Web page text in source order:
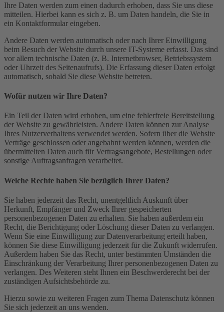
Ihre Daten werden zum einen dadurch erhoben, dass Sie uns diese
mitteilen. Hierbei kann es sich z. B. um Daten handeln, die Sie in
ein Kontaktformular eingeben.
Andere Daten werden automatisch oder nach Ihrer Einwilligung
beim Besuch der Website durch unsere IT-Systeme erfasst. Das sind
vor allem technische Daten (z. B. Internetbrowser, Betriebssystem
oder Uhrzeit des Seitenaufrufs). Die Erfassung dieser Daten erfolgt
automatisch, sobald Sie diese Website betreten.
Wofür nutzen wir Ihre Daten?
Ein Teil der Daten wird erhoben, um eine fehlerfreie Bereitstellung
der Website zu gewährleisten. Andere Daten können zur Analyse
Ihres Nutzerverhaltens verwendet werden. Sofern über die Website
Verträge geschlossen oder angebahnt werden können, werden die
übermittelten Daten auch für Vertragsangebote, Bestellungen oder
sonstige Auftragsanfragen verarbeitet.
Welche Rechte haben Sie bezüglich Ihrer Daten?
Sie haben jederzeit das Recht, unentgeltlich Auskunft über
Herkunft, Empfänger und Zweck Ihrer gespeicherten
personenbezogenen Daten zu erhalten. Sie haben außerdem ein
Recht, die Berichtigung oder Löschung dieser Daten zu verlangen.
Wenn Sie eine Einwilligung zur Datenverarbeitung erteilt haben,
können Sie diese Einwilligung jederzeit für die Zukunft widerrufen.
Außerdem haben Sie das Recht, unter bestimmten Umständen die
Einschränkung der Verarbeitung Ihrer personenbezogenen Daten zu
verlangen. Des Weiteren steht Ihnen ein Beschwerderecht bei der
zuständigen Aufsichtsbehörde zu.
Hierzu sowie zu weiteren Fragen zum Thema Datenschutz können
Sie sich jederzeit an uns wenden.